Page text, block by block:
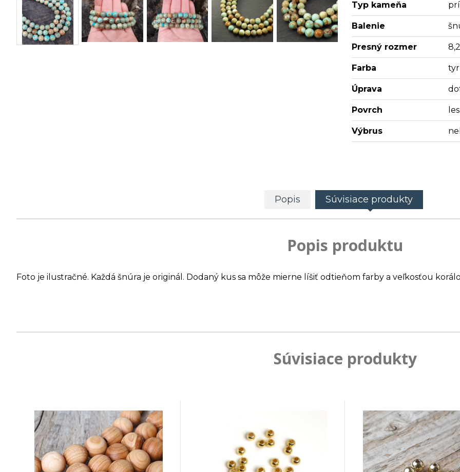
Typ kameňa
Balenie
Presný rozmer
Farba
Úprava
Povrch
Výbrus
Popis Súvisiace produkty
Popis produktu
Foto je ilustračné. Každá šnúra je originál. Dodaný kus sa môže mierne líšiť odtieňom farby a veľkosťou
Súvisiace produkty